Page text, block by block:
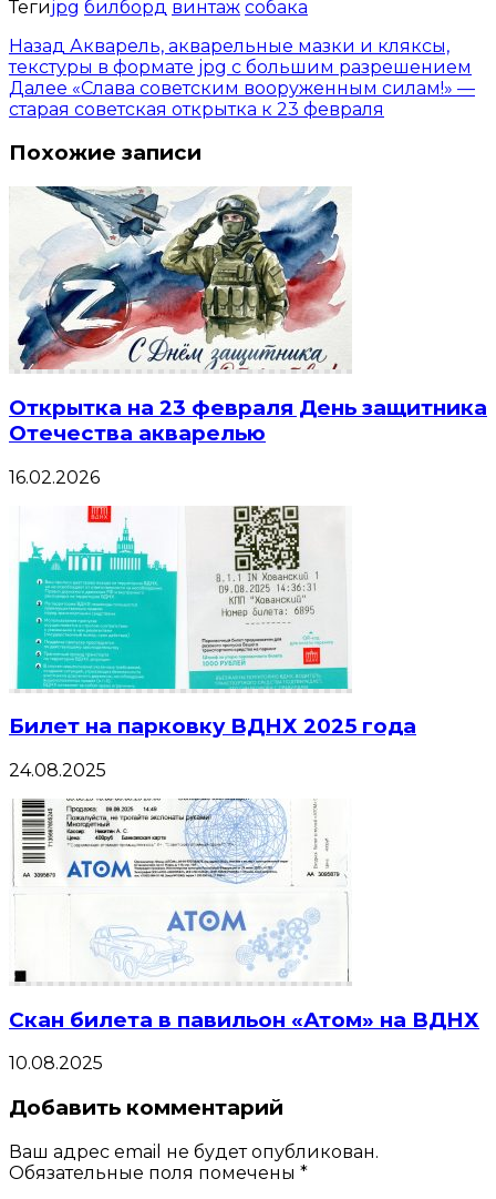
Тегиjpg билборд винтаж собака
Назад Акварель, акварельные мазки и кляксы,
текстуры в формате jpg с большим разрешением
Далее «Слава советским вооруженным силам!» —
старая советская открытка к 23 февраля
Похожие записи
Открытка на 23 февраля День защитника
Отечества акварелью
16.02.2026
Билет на парковку ВДНХ 2025 года
24.08.2025
Скан билета в павильон «Атом» на ВДНХ
10.08.2025
Добавить комментарий
Ваш адрес email не будет опубликован.
Обязательные поля помечены *